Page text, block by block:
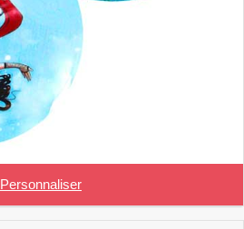
Personnaliser